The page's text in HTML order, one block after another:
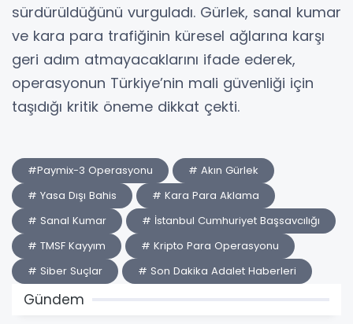
sürdürüldüğünü vurguladı. Gürlek, sanal kumar
ve kara para trafiğinin küresel ağlarına karşı
geri adım atmayacaklarını ifade ederek,
operasyonun Türkiye’nin mali güvenliği için
taşıdığı kritik öneme dikkat çekti.
#Paymix-3 Operasyonu
# Akın Gürlek
# Yasa Dışı Bahis
# Kara Para Aklama
# Sanal Kumar
# İstanbul Cumhuriyet Başsavcılığı
# TMSF Kayyım
# Kripto Para Operasyonu
# Siber Suçlar
# Son Dakika Adalet Haberleri
Gündem